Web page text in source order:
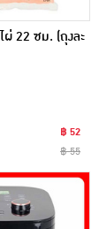
ผ่ 22 ซม. (ถุงละ
฿ 52
฿ 55